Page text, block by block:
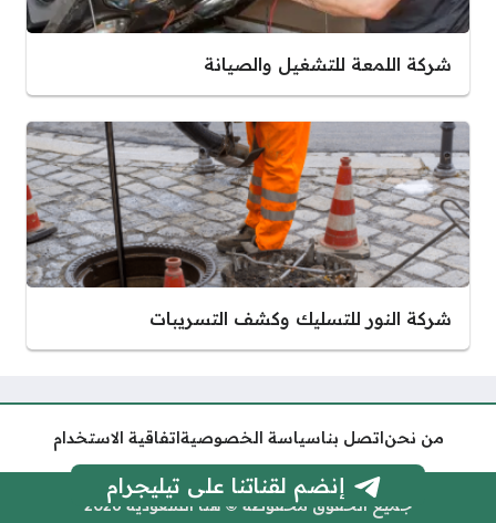
شركة اللمعة للتشغيل والصيانة
شركة النور للتسليك وكشف التسريبات
من نحناتصل بناسياسة الخصوصيةاتفاقية الاستخدام
جميع الحقوق محفوظة © هنا السعودية 2026
إنضم لقناتنا على تيليجرام